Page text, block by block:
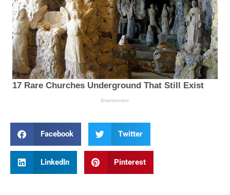
Facebook Twitter
LinkedIn Pinterest